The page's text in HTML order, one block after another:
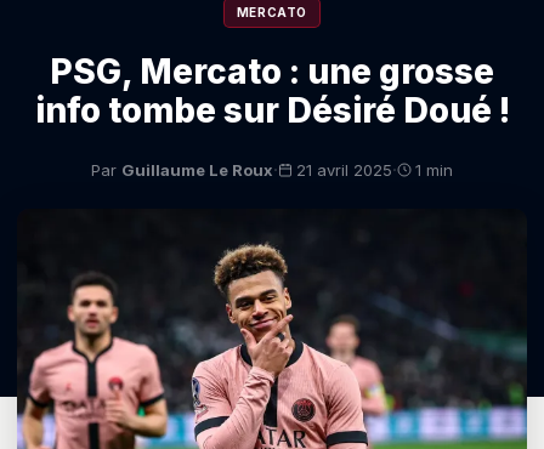
MERCATO
PSG, Mercato : une grosse
info tombe sur Désiré Doué !
Par Guillaume Le Roux· 21 avril 2025· 1 min